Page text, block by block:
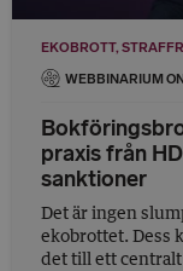
EKOBROTT
WEBBINARIUM
praxis från
sanktioner
Det är ingen
ekobrottet. Dess
det till ett centralt